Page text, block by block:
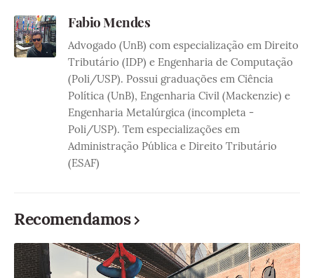
Fabio Mendes
Advogado (UnB) com especialização em Direito
Tributário (IDP) e Engenharia de Computação
(Poli/USP). Possui graduações em Ciência
Política (UnB), Engenharia Civil (Mackenzie) e
Engenharia Metalúrgica (incompleta -
Poli/USP). Tem especializações em
Administração Pública e Direito Tributário
(ESAF)
Recomendamos